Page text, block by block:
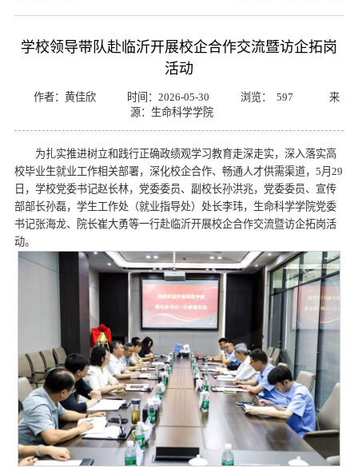
学校领导带队赴临沂开展校企合作交流暨访企拓岗
活动
作者：黄佳欣 时间：2026-05-30 浏览： 597
来
源：生命科学学院
为扎实推进树立和践行正确政绩观学习教育走深走实，深入落实高
校毕业生就业工作相关部署，深化校企合作、畅通人才供需渠道，5月29
日，学校党委书记赵长林，党委委员、副校长孙洪兆，党委委员、宣传
部部长孙磊，学生工作处（就业指导处）处长李玮，生命科学学院党委
书记张海龙、院长崔大勇等一行赴临沂开展校企合作交流暨访企拓岗活
动。